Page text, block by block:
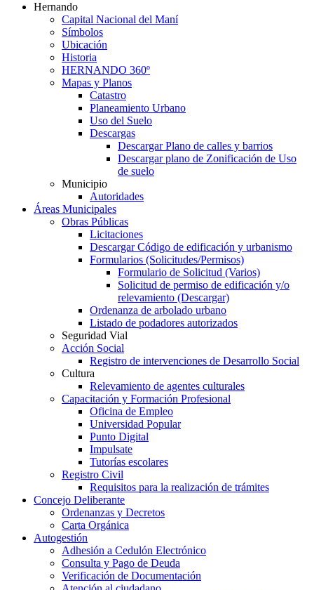
Hernando
Capital Nacional del Maní
Símbolos
Ubicación
Historia
HERNANDO 360º
Mapas y Planos
Catastro
Planeamiento Urbano
Uso del Suelo
Descargas
Descargar Plano de calles y barrios
Descargar plano de Zonificación de Uso
de suelo
Municipio
Autoridades
Áreas Municipales
Obras Públicas
Licitaciones
Descargar Código de edificación y urbanismo
Formularios (Solicitudes/Permisos)
Formulario de Solicitud (Varios)
Solicitud de permiso de edificación y/o
relevamiento (Descargar)
Ordenanza de arbolado urbano
Listado de podadores autorizados
Seguridad Vial
Acción Social
Registro de intervenciones de Desarrollo Social
Cultura
Relevamiento de agentes culturales
Capacitación y Formación Profesional
Oficina de Empleo
Universidad Popular
Punto Digital
Impulsate
Tutorías escolares
Registro Civil
Requisitos para la realización de trámites
Concejo Deliberante
Ordenanzas y Decretos
Carta Orgánica
Autogestión
Adhesión a Cedulón Electrónico
Consulta y Pago de Deuda
Verificación de Documentación